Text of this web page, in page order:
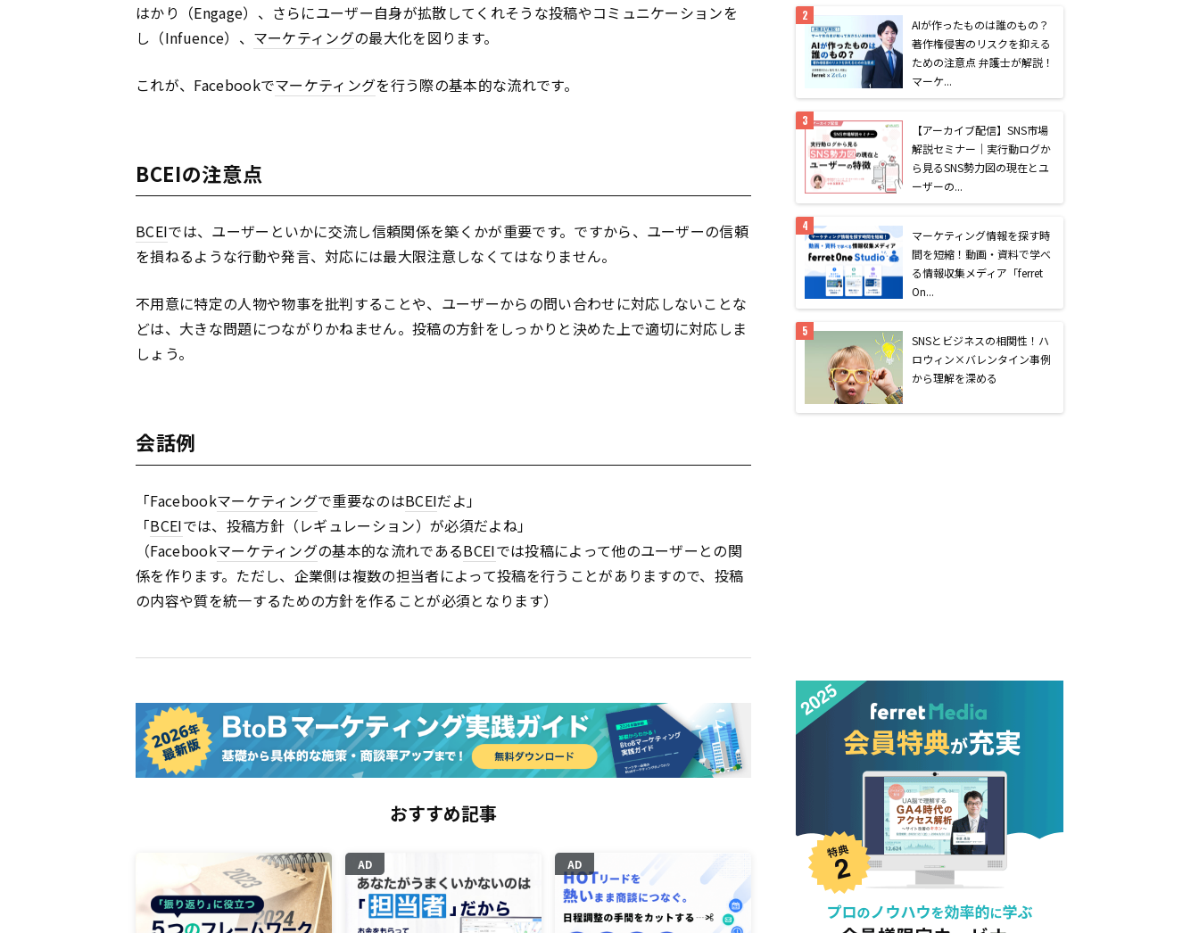
はかり（Engage）、さらにユーザー自身が拡散してくれそうな投稿やコミュニケーションを
し（Infuence）、 マーケティングの最大化を図ります。
これが、Facebookでマーケティングを行う際の基本的な流れです。
BCEIの注意点
BCEIでは、ユーザーといかに交流し信頼関係を築くかが重要です。ですから、ユーザーの信頼
を損ねるような行動や発言、対応には最大限注意しなくてはなりません。
不用意に特定の人物や物事を批判することや、ユーザーからの問い合わせに対応しないことな
どは、大きな問題につながりかねません。投稿の方針をしっかりと決めた上で適切に対応しま
しょう。
会話例
「Facebookマーケティングで重要なのはBCEIだよ」
「BCEIでは、投稿方針（レギュレーション）が必須だよね」
（Facebookマーケティングの基本的な流れであるBCEIでは投稿によって他のユーザーとの関
係を作ります。ただし、企業側は複数の担当者によって投稿を行うことがありますので、投稿
の内容や質を統一するための方針を作ることが必須となります）
おすすめ記事
AD AD
AIが作ったものは誰のもの？
著作権侵害のリスクを抑える
ための注意点 弁護士が解説！
マーケ...
【アーカイブ配信】SNS市場
解説セミナー｜実行動ログか
ら見るSNS勢力図の現在とユ
ーザーの...
マーケティング情報を探す時
間を短縮！動画・資料で学べ
る情報収集メディア「ferret
On...
SNSとビジネスの相関性！ハ
ロウィン×バレンタイン事例
から理解を深める